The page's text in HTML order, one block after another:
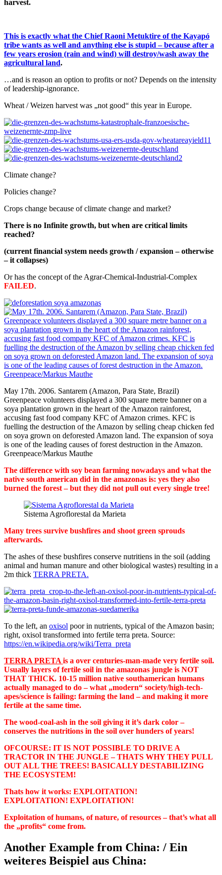
harvest.
This is exactly what the Chief Raoni Metuktire of the Kayapó
tribe wants as well and anything else is stupid – because after a
few years erosion (rain and wind) will destroy/wash away the
agricultural land.
…and is reason an option to profits or not? Depends on the intensity
of leadership-ignorance.
Wheat / Weizen harvest was „not good“ this year in Europe.
Climate change?
Policies change?
Crops change because of climate change and market?
There is no Infinite growth, but when are critical limits
reached?
(current financial system needs growth / expansion – otherwise
– it collapses)
Or has the concept of the Agrar-Chemical-Industrial-Complex
FAILED.
May 17th. 2006. Santarem (Amazon, Para State, Brazil)
Greenpeace volunteers displayed a 300 square metre banner on a
soya plantation grown in the heart of the Amazon rainforest,
accusing fast food company KFC of Amazon crimes. KFC is
fuelling the destruction of the Amazon by selling cheap chicken fed
on soya grown on deforested Amazon land. The expansion of soya
is one of the leading causes of forest destruction in the Amazon.
Greenpeace/Markus Mauthe
The difference with soy bean farming nowadays and what the
native south american did in the amazonas is: yes they also
burned the forest – but they did not pull out every single tree!
Sistema Agroflorestal da Marieta
Many trees survive bushfires and shoot green sprouds
afterwards.
The ashes of these bushfires conserve nutritiens in the soil (adding
animal and human manure and other biological wastes) resulting in a
2m thick TERRA PRETA.
To the left, an oxisol poor in nutrients, typical of the Amazon basin;
right, oxisol transformed into fertile terra preta. Source:
https://en.wikipedia.org/wiki/Terra_preta
TERRA PRETA is a over centuries-man-made very fertile soil.
Usually layers of fertile soil in the amazonas jungle is NOT
THAT THICK. 10-15 million native southamerican humans
actually managed to do – what „modern“ society/high-tech-
apes/science is failing: farming the land – and making it more
fertile at the same time.
The wood-coal-ash in the soil giving it it’s dark color –
conserves the nutritions in the soil over hunders of years!
OFCOURSE: IT IS NOT POSSIBLE TO DRIVE A
TRACTOR IN THE JUNGLE – THATS WHY THEY PULL
OUT ALL THE TREES! BASICALLY DESTABILIZING
THE ECOSYSTEM!
Thats how it works: EXPLOITATION!
EXPLOITATION! EXPLOITATION!
Exploitation of humans, of nature, of resources – that’s what all
the „profits“ come from.
Another Example from China: / Ein
weiteres Beispiel aus China: